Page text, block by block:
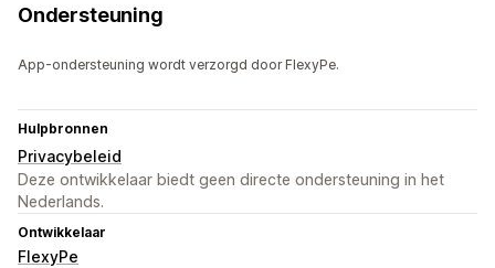
Ondersteuning
App-ondersteuning wordt verzorgd door FlexyPe.
Hulpbronnen
Privacybeleid
Deze ontwikkelaar biedt geen directe ondersteuning in het
Nederlands.
Ontwikkelaar
FlexyPe